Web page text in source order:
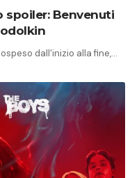
spoiler: Benvenuti
dall'inizio alla fine,…